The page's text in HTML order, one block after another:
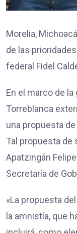
Morelia,
de las
federal Fidel
En el marco de
Torreblanca
una propuesta
Tal propuesta de
Apatzingán
Secretaría de
«La propuesta
la amnistía, que